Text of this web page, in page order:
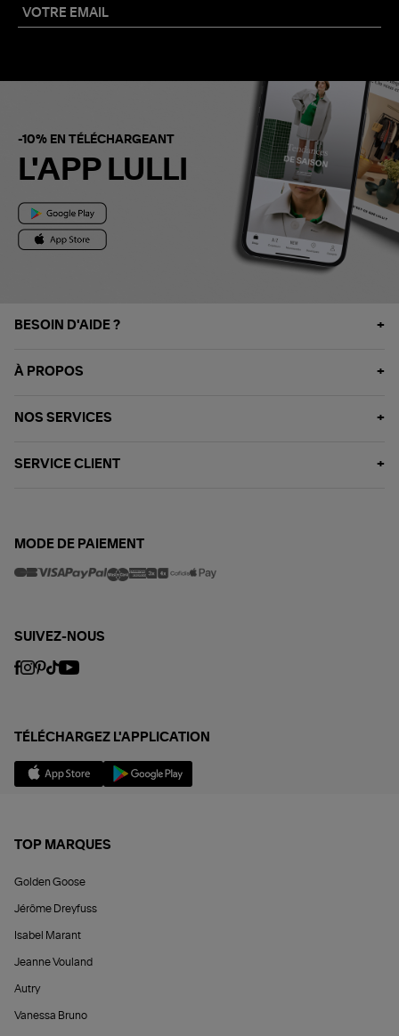
-10% EN TÉLÉCHARGEANT
L'APP LULLI
BESOIN D'AIDE ?
À PROPOS
NOS SERVICES
SERVICE CLIENT
MODE DE PAIEMENT
SUIVEZ-NOUS
TÉLÉCHARGEZ L'APPLICATION
TOP MARQUES
Golden Goose
Jérôme Dreyfuss
Isabel Marant
Jeanne Vouland
Autry
Vanessa Bruno